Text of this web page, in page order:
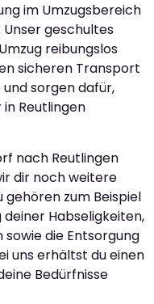
im Umzugsbereich
geschultes
reibungslos
sicheren Transport
sorgen dafür,
Reutlingen
nach Reutlingen
dir noch weitere
gehören zum Beispiel
Habseligkeiten,
die Entsorgung
uns erhältst du einen
Bedürfnisse